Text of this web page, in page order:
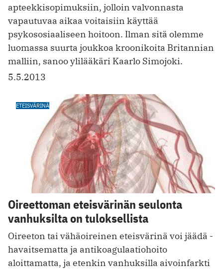
apteekkisopimuksiin, jolloin valvonnasta
vapautuvaa aikaa voitaisiin käyttää
psykososiaaliseen hoitoon. Ilman sitä olemme
luomassa suurta joukkoa kroonikoita Britannian
malliin, sanoo ylilääkäri Kaarlo Simojoki.
5.5.2013
ETEISVÄRINÄ
Oireettoman eteisvärinän seulonta
vanhuksilta on tuloksellista
Oireeton tai vähäoireinen eteisvärinä voi jäädä ­
havaitsematta ja antikoagulaatiohoito
aloittamatta, ja etenkin vanhuksilla aivoinfarkti